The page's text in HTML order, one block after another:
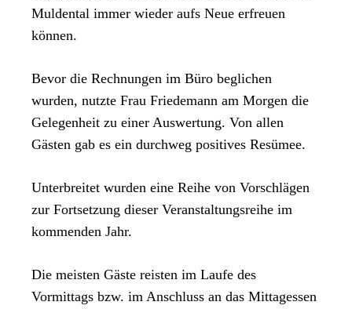
Muldental immer wieder aufs Neue erfreuen
können.
Bevor die Rechnungen im Büro beglichen
wurden, nutzte Frau Friedemann am Morgen die
Gelegenheit zu einer Auswertung. Von allen
Gästen gab es ein durchweg positives Resümee.
Unterbreitet wurden eine Reihe von Vorschlägen
zur Fortsetzung dieser Veranstaltungsreihe im
kommenden Jahr.
Die meisten Gäste reisten im Laufe des
Vormittags bzw. im Anschluss an das Mittagessen